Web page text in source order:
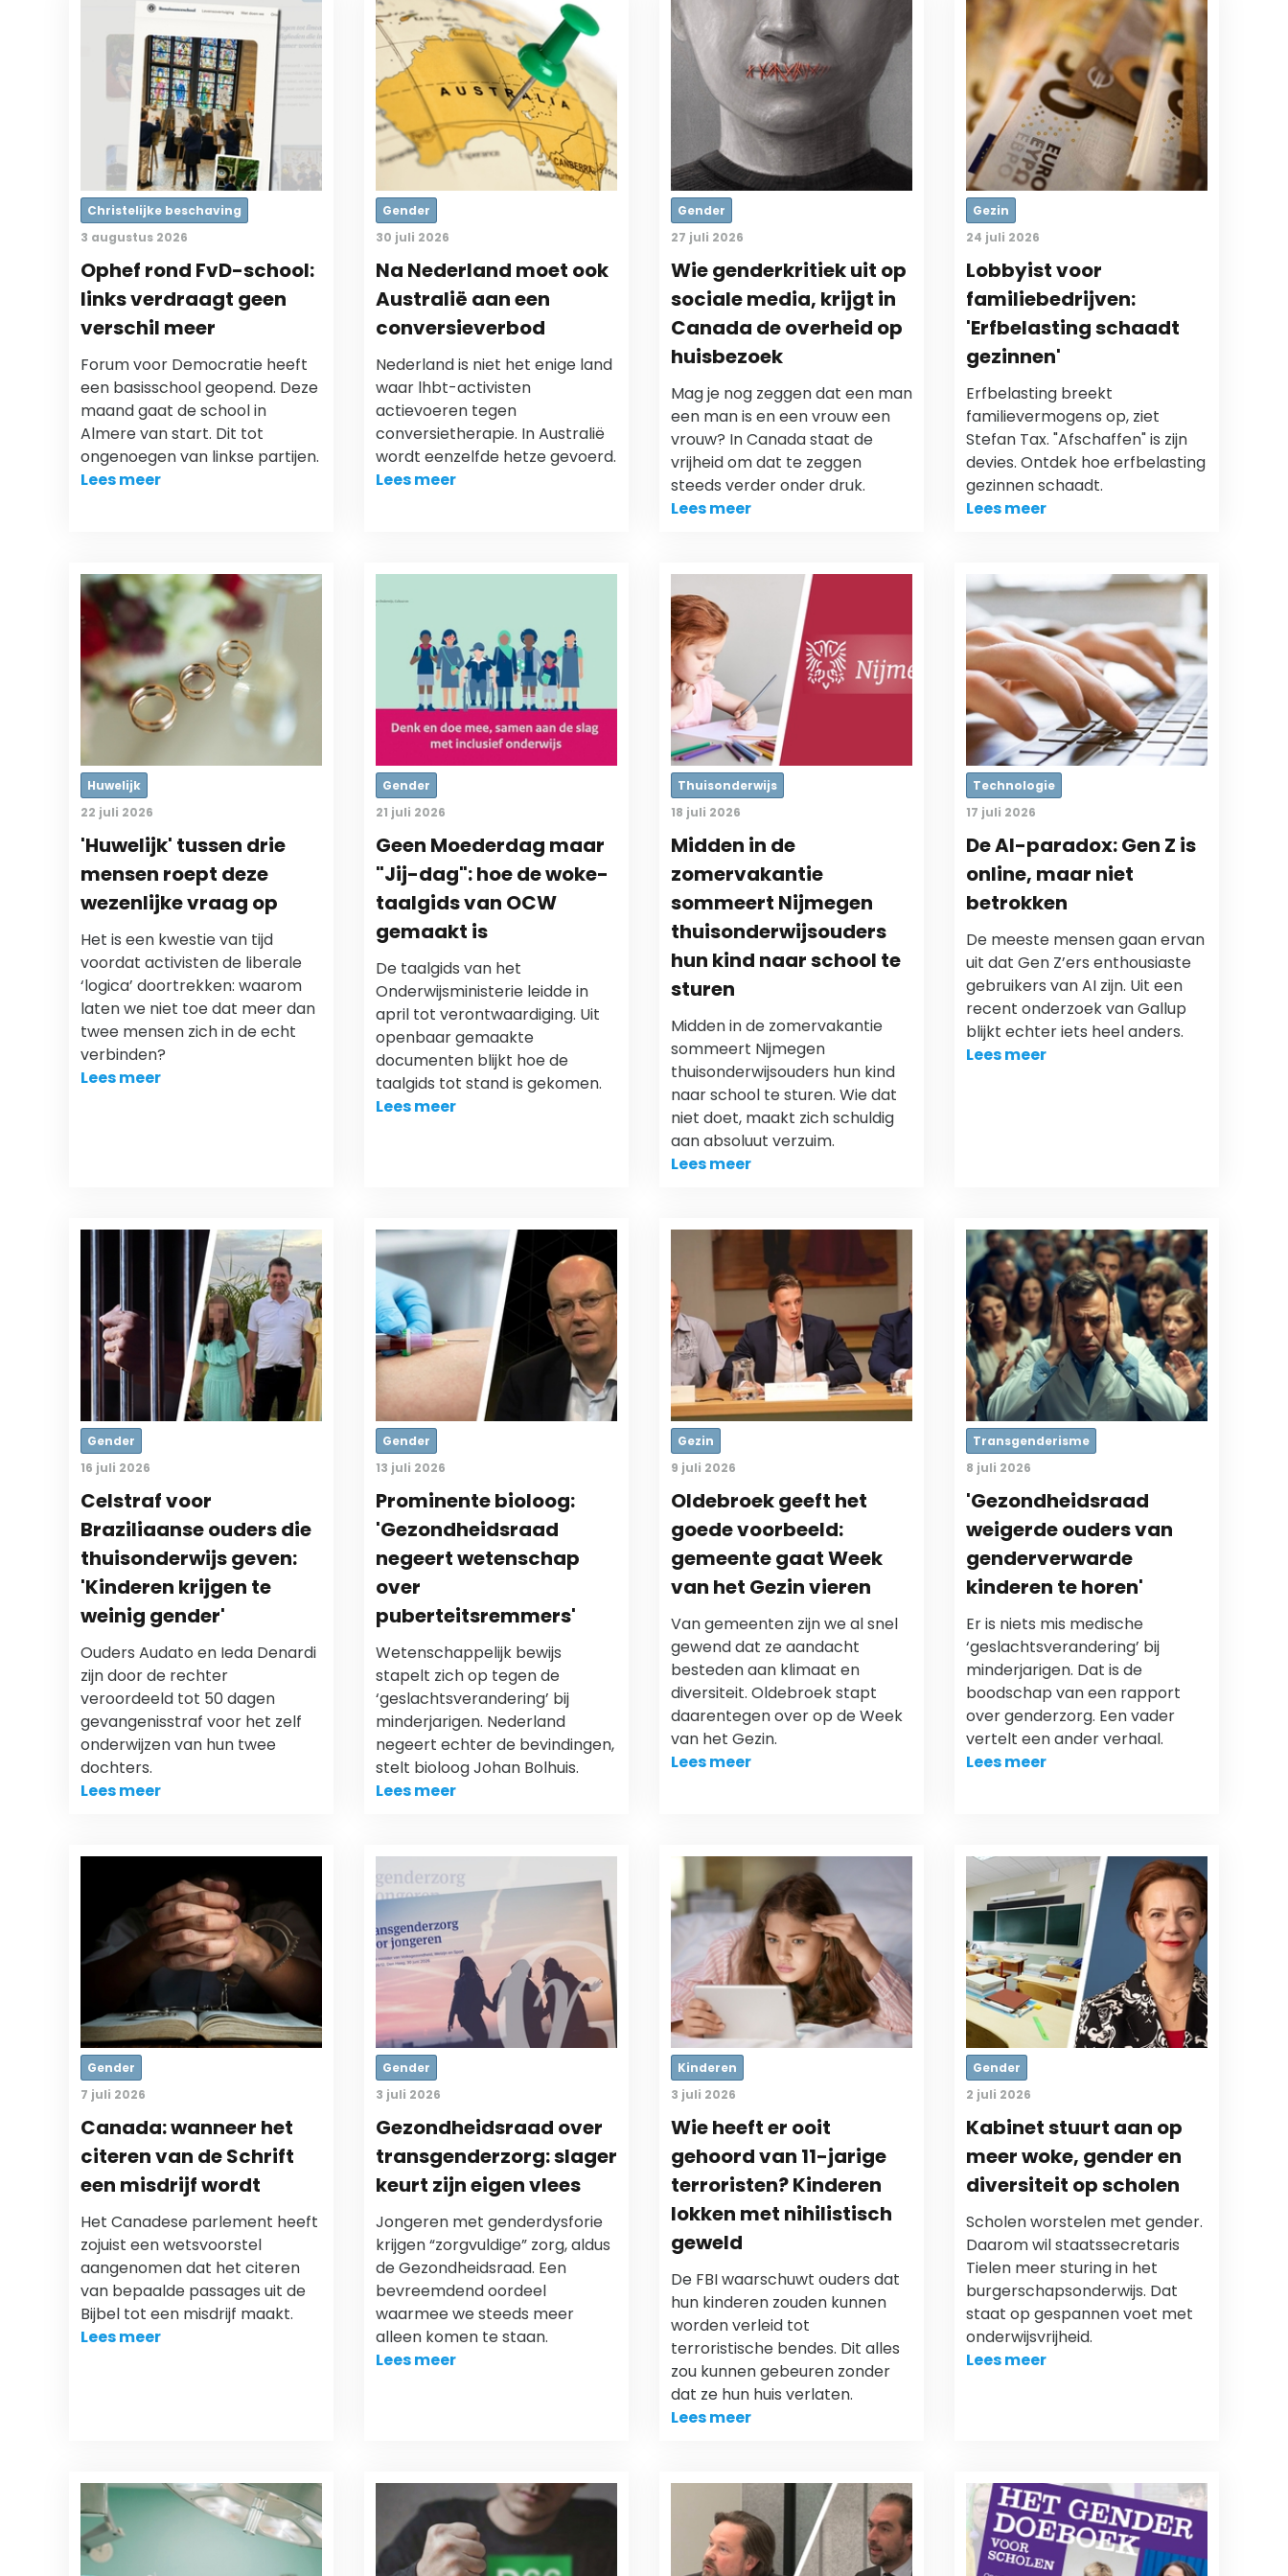
Christelijke beschaving
3 augustus 2026
Ophef rond FvD-school:
links verdraagt geen
verschil meer
Forum voor Democratie heeft
een basisschool geopend. Deze
maand gaat de school in
Almere van start. Dit tot
ongenoegen van linkse partijen.
Lees meer
Gender
30 juli 2026
Na Nederland moet ook
Australië aan een
conversieverbod
Nederland is niet het enige land
waar lhbt-activisten
actievoeren tegen
conversietherapie. In Australië
wordt eenzelfde hetze gevoerd.
Lees meer
Gender
27 juli 2026
Wie genderkritiek uit op
sociale media, krijgt in
Canada de overheid op
huisbezoek
Mag je nog zeggen dat een man
een man is en een vrouw een
vrouw? In Canada staat de
vrijheid om dat te zeggen
steeds verder onder druk.
Lees meer
Gezin
24 juli 2026
Lobbyist voor
familiebedrijven:
'Erfbelasting schaadt
gezinnen'
Erfbelasting breekt
familievermogens op, ziet
Stefan Tax. "Afschaffen" is zijn
devies. Ontdek hoe erfbelasting
gezinnen schaadt.
Lees meer
Huwelijk
22 juli 2026
'Huwelijk' tussen drie
mensen roept deze
wezenlijke vraag op
Het is een kwestie van tijd
voordat activisten de liberale
‘logica’ doortrekken: waarom
laten we niet toe dat meer dan
twee mensen zich in de echt
verbinden?
Lees meer
Gender
21 juli 2026
Geen Moederdag maar
"Jij-dag": hoe de woke-
taalgids van OCW
gemaakt is
De taalgids van het
Onderwijsministerie leidde in
april tot verontwaardiging. Uit
openbaar gemaakte
documenten blijkt hoe de
taalgids tot stand is gekomen.
Lees meer
Thuisonderwijs
18 juli 2026
Midden in de
zomervakantie
sommeert Nijmegen
thuisonderwijsouders
hun kind naar school te
sturen
Midden in de zomervakantie
sommeert Nijmegen
thuisonderwijsouders hun kind
naar school te sturen. Wie dat
niet doet, maakt zich schuldig
aan absoluut verzuim.
Lees meer
Technologie
17 juli 2026
De AI-paradox: Gen Z is
online, maar niet
betrokken
De meeste mensen gaan ervan
uit dat Gen Z’ers enthousiaste
gebruikers van AI zijn. Uit een
recent onderzoek van Gallup
blijkt echter iets heel anders.
Lees meer
Gender
16 juli 2026
Celstraf voor
Braziliaanse ouders die
thuisonderwijs geven:
'Kinderen krijgen te
weinig gender'
Ouders Audato en Ieda Denardi
zijn door de rechter
veroordeeld tot 50 dagen
gevangenisstraf voor het zelf
onderwijzen van hun twee
dochters.
Lees meer
Gender
13 juli 2026
Prominente bioloog:
'Gezondheidsraad
negeert wetenschap
over
puberteitsremmers'
Wetenschappelijk bewijs
stapelt zich op tegen de
‘geslachtsverandering’ bij
minderjarigen. Nederland
negeert echter de bevindingen,
stelt bioloog Johan Bolhuis.
Lees meer
Gezin
9 juli 2026
Oldebroek geeft het
goede voorbeeld:
gemeente gaat Week
van het Gezin vieren
Van gemeenten zijn we al snel
gewend dat ze aandacht
besteden aan klimaat en
diversiteit. Oldebroek stapt
daarentegen over op de Week
van het Gezin.
Lees meer
Transgenderisme
8 juli 2026
'Gezondheidsraad
weigerde ouders van
genderverwarde
kinderen te horen'
Er is niets mis medische
‘geslachtsverandering’ bij
minderjarigen. Dat is de
boodschap van een rapport
over genderzorg. Een vader
vertelt een ander verhaal.
Lees meer
Gender
7 juli 2026
Canada: wanneer het
citeren van de Schrift
een misdrijf wordt
Het Canadese parlement heeft
zojuist een wetsvoorstel
aangenomen dat het citeren
van bepaalde passages uit de
Bijbel tot een misdrijf maakt.
Lees meer
Gender
3 juli 2026
Gezondheidsraad over
transgenderzorg: slager
keurt zijn eigen vlees
Jongeren met genderdysforie
krijgen “zorgvuldige” zorg, aldus
de Gezondheidsraad. Een
bevreemdend oordeel
waarmee we steeds meer
alleen komen te staan.
Lees meer
Kinderen
3 juli 2026
Wie heeft er ooit
gehoord van 11-jarige
terroristen? Kinderen
lokken met nihilistisch
geweld
De FBI waarschuwt ouders dat
hun kinderen zouden kunnen
worden verleid tot
terroristische bendes. Dit alles
zou kunnen gebeuren zonder
dat ze hun huis verlaten.
Lees meer
Gender
2 juli 2026
Kabinet stuurt aan op
meer woke, gender en
diversiteit op scholen
Scholen worstelen met gender.
Daarom wil staatssecretaris
Tielen meer sturing in het
burgerschapsonderwijs. Dat
staat op gespannen voet met
onderwijsvrijheid.
Lees meer